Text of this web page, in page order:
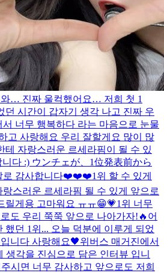
… 진짜 울컥했어요… 저희 첫 1
시간이 갑자기 생각 나고 진짜 우
너무 행복하다 라는 마음으로 눈물
고 사랑해요 우리 잘할게요 많이 많
테 자랑스러운 르세라핌이 될 수 있
다 :) ウンチェが、1位発表前から
로 감사합니다❤️❤️❤️1위 할 수 있게
스러운 르세라핌 될 수 있게 앞으로
릴게용 고마워요 ㅠㅠ😁💗1위 너무
도 우리 쭉쭉 앞으로 나아가자!🔥 어
했던 1위... 오늘 덕분에 이루게 되었
니다 사랑해요🖤위버스 매거진에서
생각을 진심으로 담은 인터뷰 입니
시면 너무 감사하고 앞으로도 저희